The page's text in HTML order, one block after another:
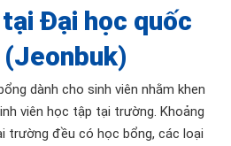
Đại học quốc
(Jeonbuk)
dành cho sinh viên nhằm khen
viên học tập tại trường. Khoảng
trường đều có học bổng, các loại